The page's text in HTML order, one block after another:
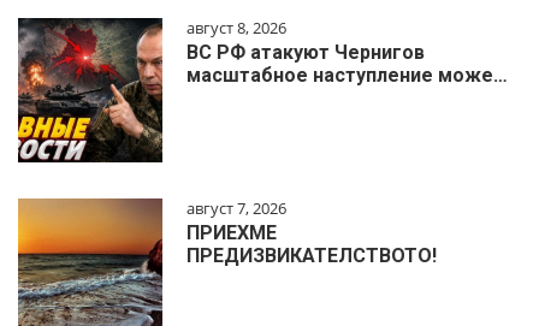
август 8, 2026
ВС РФ атакуют Чернигов
масштабное наступление може…
август 7, 2026
ПРИЕХМЕ
ПРЕДИЗВИКАТЕЛСТВОТО!